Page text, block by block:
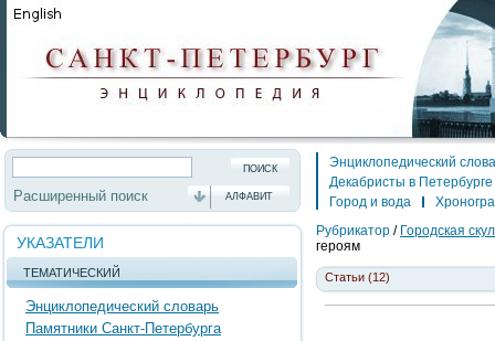
Расширенный поиск АЛФАВИТ
УКАЗАТЕЛИ
ТЕМАТИЧЕСКИЙ
Энциклопедический словарь
Памятники Санкт-Петербурга
Энциклопедический
Декабристы в Петербурге
Город и вода
Рубрикатор / Городская
героям
Статьи (12)